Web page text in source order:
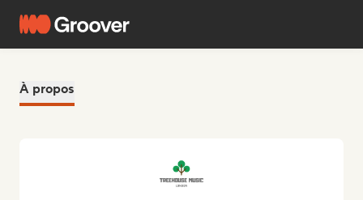
À propos